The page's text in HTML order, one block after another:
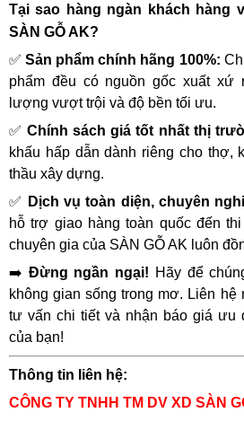
Tại sao hàng ngàn khách hàng
SÀN GỖ AK?
✅Sản phẩm chính hãng 100%:
phẩm đều có nguồn gốc xuất xứ
lượng vượt trội và độ bền tối ưu.
✅Chính sách giá tốt nhất thị
khấu hấp dẫn dành riêng cho thợ,
thầu xây dựng.
✅
Dịch vụ toàn diện, chuyên
hỗ trợ giao hàng toàn quốc đến
chuyên gia của SÀN GỖ AK luôn
➡️ Đừng ngần ngại! Hãy để
không gian sống trong mơ. Liên
tư vấn chi tiết và nhận báo giá ưu
của bạn!
Thông tin liên hệ:
CÔNG TY TNHH TM DV XD SÀN